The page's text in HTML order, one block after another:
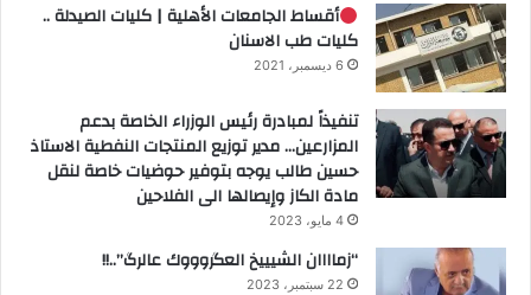
أقساط الجامعات الأهلية | كليات الصيدلة ..
كليات طب الاسنان
6 ديسمبر، 2021
تنفيذاً لمبادرة رئيس الوزراء الخاصة بدعم
المزارعين… مدير توزيع المنتجات النفطية الاستاذ
حسين طالب يوجه بتوفير حوضيات خاصة لنقل
مادة الكاز وإيصالها الى الفلاحين
4 مايو، 2023
“زماااان الشيييخ العگروووك عالرگ”..!!
22 سبتمبر، 2023